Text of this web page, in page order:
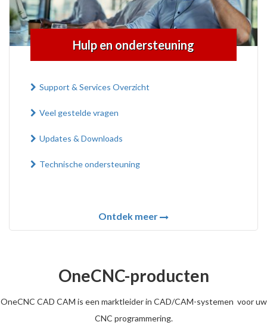
Hulp en ondersteuning
Support & Services Overzicht
Veel gestelde vragen
Updates & Downloads
Technische ondersteuning
Ontdek meer
OneCNC-producten
OneCNC CAD CAM is een marktleider in CAD/CAM-systemen voor uw
CNC programmering.